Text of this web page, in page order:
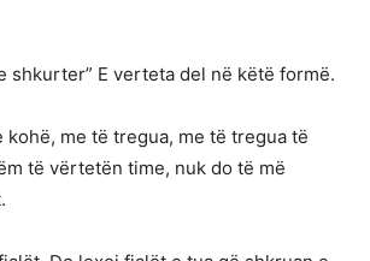
shkurter” E verteta del në këtë formë.
kohë, me të tregua, me të tregua të
të vërtetën time, nuk do të më